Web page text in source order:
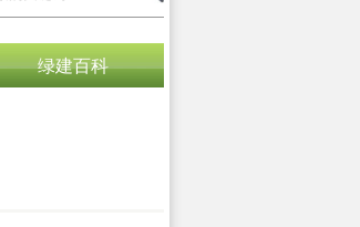
绿建百科